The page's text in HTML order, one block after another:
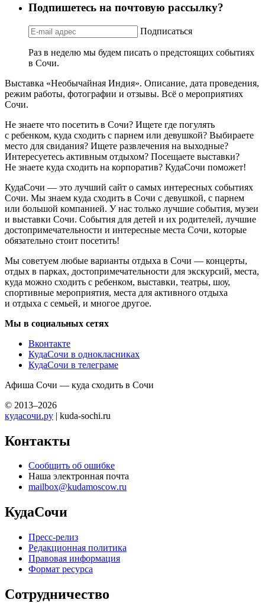
Подпишетесь на почтовую рассылку?
Подписаться
Раз в неделю мы будем писать о предстоящих событиях
в Сочи.
Выставка «Необычайная Индия». Описание, дата проведения,
режим работы, фотографии и отзывы. Всё о мероприятиях
Сочи.
Не знаете что посетить в Сочи? Ищете где погулять
с ребенком, куда сходить с парнем или девушкой? Выбираете
место для свидания? Ищете развлечения на выходные?
Интересуетесь активным отдыхом? Посещаете выставки?
Не знаете куда сходить на корпоратив? КудаСочи поможет!
КудаСочи — это лучший сайт о самых интересных событиях
Сочи. Мы знаем куда сходить в Сочи с девушкой, с парнем
или большой компанией. У нас только лучшие события, музеи
и выставки Сочи. События для детей и их родителей, лучшие
достопримечательности и интересные места Сочи, которые
обязательно стоит посетить!
Мы советуем любые варианты отдыха в Сочи — концерты,
отдых в парках, достопримечательности для экскурсий, места,
куда можно сходить с ребенком, выставки, театры, шоу,
спортивные мероприятия, места для активного отдыха
и отдыха с семьей, и многое другое.
Мы в социальных сетях
Вконтакте
КудаСочи в однокласниках
КудаСочи в телеграме
Афиша Сочи — куда сходить в Сочи
© 2013–2026
кудасочи.ру | kuda-sochi.ru
Контакты
Сообщить об ошибке
Наша электронная почта
mailbox@kudamoscow.ru
КудаСочи
Пресс-релиз
Редакционная политика
Правовая информация
Формат ресурса
Сотрудничество